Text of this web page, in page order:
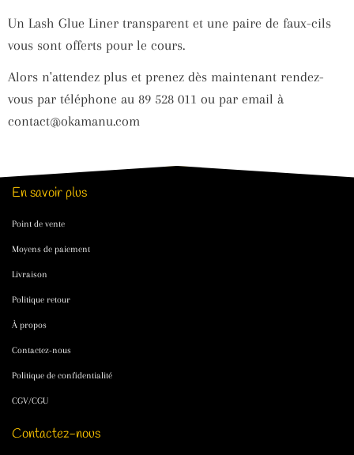
Un Lash Glue Liner transparent et une paire de faux-cils
vous sont offerts pour le cours.
Alors n'attendez plus et prenez dès maintenant rendez-
vous par téléphone au 89 528 011 ou par email à
contact@okamanu.com
En savoir plus
Point de vente
Moyens de paiement
Livraison
Politique retour
À propos
Contactez-nous
Politique de confidentialité
CGV/CGU
Contactez-nous